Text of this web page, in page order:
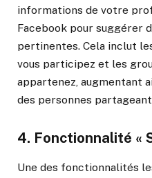
informations de votre
Facebook pour suggérer
pertinentes. Cela inclut
vous participez et les
appartenez, augmentant
des personnes
4. Fonctionnalité «
Une des fonctionnalités